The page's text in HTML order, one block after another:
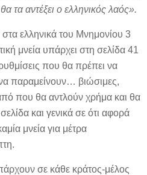
τα αντέξει ο ελληνικός λαός».
ελληνικά του Μνημονίου 3
μνεία υπάρχει στη σελίδα 41
που θα πρέπει να
παραμείνουν… βιώσιμες,
που θα αντλούν χρήμα και θα
και γενικά σε ότι αφορά
μνεία για μέτρα
σε κάθε κράτος-μέλος